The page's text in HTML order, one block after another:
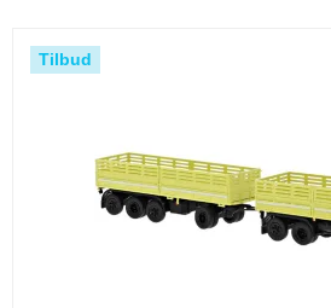
Tilbud